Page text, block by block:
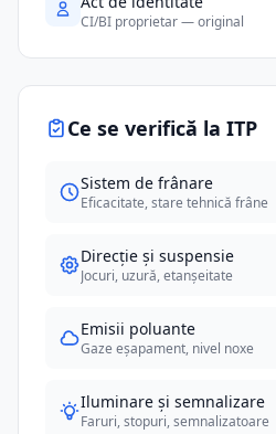
CI/BI proprietar — original
Ce se verifică la ITP
Sistem de frânare
Eficacitate, stare tehnică frâne
Direcție și suspensie
Jocuri, uzură, etanșeitate
Emisii poluante
Gaze eșapament, nivel noxe
Iluminare și semnalizare
Faruri, stopuri, semnalizatoare